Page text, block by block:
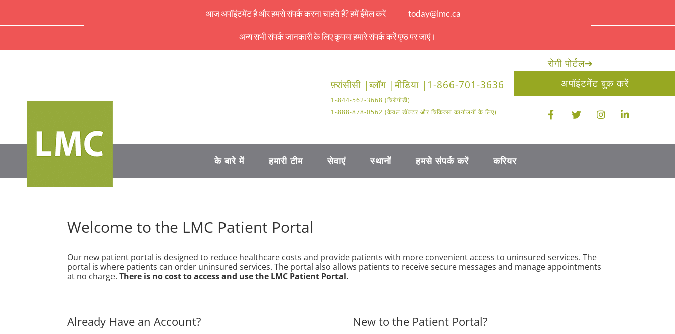
आज अपॉइंटमेंट है और हमसे संपर्क करना चाहते हैं? हमें ईमेल करें today@lmc.ca
अन्य सभी संपर्क जानकारी के लिए कृपया हमारे संपर्क करें पृष्ठ पर जाएं।
फ़्रांसीसी |ब्लॉग |मीडिया | 1-866-701-3636
1-844-562-3668 (चिरोपोडी)
1-888-878-0562 (केवल डॉक्टर और चिकित्सा कार्यालयों के लिए)
रोगी पोर्टल➔
अपॉइंटमेंट बुक करें
के बारे में हमारी टीम सेवाएं स्थानों हमसे संपर्क करें करियर
Welcome to the LMC Patient Portal
Our new patient portal is designed to reduce healthcare costs and provide patients with more convenient access to uninsured services.The
portal is where patients can order uninsured services. The portal also allows patients to receive secure messages and manage appointments
at no charge.There is no cost to access and use the LMC Patient Portal.
Already Have an Account? New to the Patient Portal?